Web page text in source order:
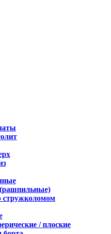
стружколомом
/ плоские